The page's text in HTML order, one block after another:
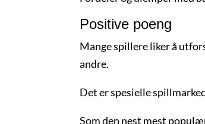
Positive poeng
Mange spillere liker å
andre.
Det er spesielle
Som den nest mest